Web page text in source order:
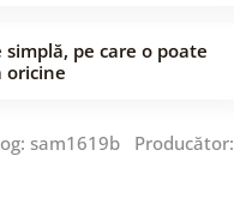
simplă, pe care o poate
oricine
sam1619b Producător: